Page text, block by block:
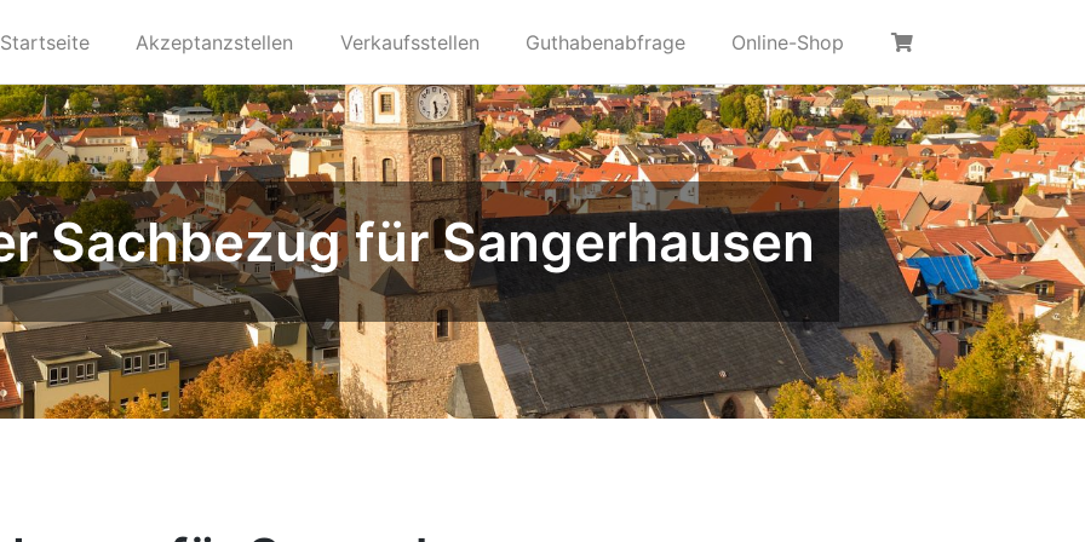
Startseite Akzeptanzstellen Verkaufsstellen Guthabenabfrage Online-Shop
Sachbezug für Sangerhausen